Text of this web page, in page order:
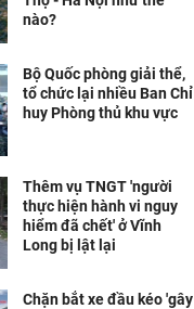
nào?
Bộ Quốc phòng giải thể,
tổ chức lại nhiều Ban Chỉ
huy Phòng thủ khu vực
Thêm vụ TNGT 'người
thực hiện hành vi nguy
hiểm đã chết' ở Vĩnh
Long bị lật lại
Chặn bắt xe đầu kéo 'gây